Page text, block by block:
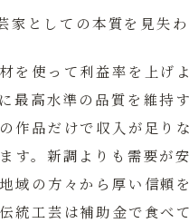
家としての本質を見失
を使って利益率を上げ
最高水準の品質を維持
作品だけで収入が足り
す。新調よりも需要が
域の方々から厚い信頼
伝統工芸は補助金で食べ